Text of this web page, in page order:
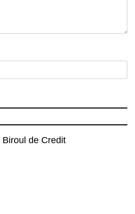
Biroul de Credit